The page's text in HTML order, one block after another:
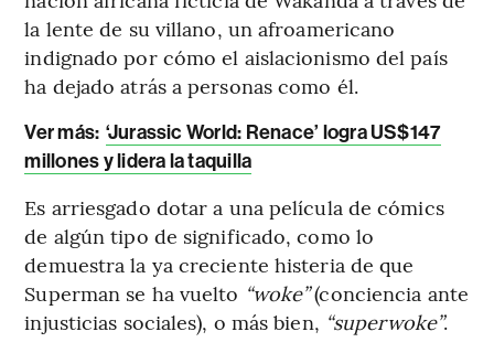
la lente de su villano, un afroamericano
indignado por cómo el aislacionismo del país
ha dejado atrás a personas como él.
Ver más: ‘Jurassic World: Renace’ logra US$147
millones y lidera la taquilla
Es arriesgado dotar a una película de cómics
de algún tipo de significado, como lo
demuestra la ya creciente histeria de que
Superman se ha vuelto “woke”(conciencia ante
injusticias sociales), o más bien, “superwoke”.